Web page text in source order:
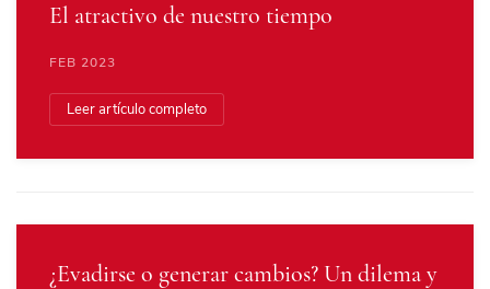
El atractivo de nuestro tiempo
FEB 2023
Leer artículo completo
¿Evadirse o generar cambios? Un dilema y